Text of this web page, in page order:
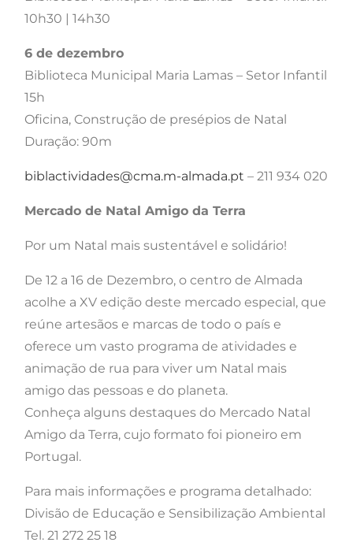
10h30 | 14h30
6 de dezembro
Biblioteca Municipal Maria Lamas – Setor Infantil
15h
Oficina, Construção de presépios de Natal
Duração: 90m
biblactividades@cma.m-almada.pt – 211 934 020
Mercado de Natal Amigo da Terra
Por um Natal mais sustentável e solidário!
De 12 a 16 de Dezembro, o centro de Almada
acolhe a XV edição deste mercado especial, que
reúne artesãos e marcas de todo o país e
oferece um vasto programa de atividades e
animação de rua para viver um Natal mais
amigo das pessoas e do planeta.
Conheça alguns destaques do Mercado Natal
Amigo da Terra, cujo formato foi pioneiro em
Portugal.
Para mais informações e programa detalhado:
Divisão de Educação e Sensibilização Ambiental
Tel. 21 272 25 18